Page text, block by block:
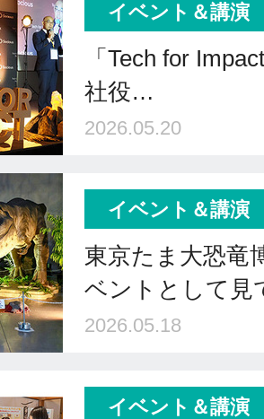
イベント＆講演
「Tech for
社役…
2026.05.20
イベント＆講演
東京たま大恐竜
ベントとして
2026.05.18
イベント＆講演